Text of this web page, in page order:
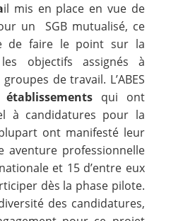
il mis en place en vue de
un SGB mutualisé, ce
de faire le point sur la
objectifs assignés à
de travail. L’ABES
qui ont
à candidatures pour la
ont manifesté leur
aventure professionnelle
et 15 d’entre eux
dès la phase pilote.
des candidatures,